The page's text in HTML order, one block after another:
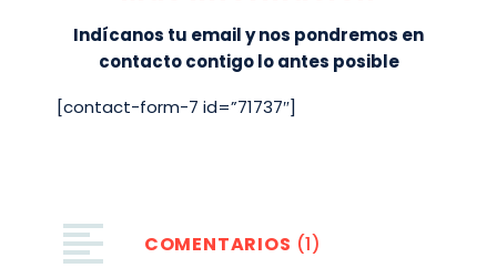
Indícanos tu email y nos pondremos en
contacto contigo lo antes posible
[contact-form-7 id=”71737″]
COMENTARIOS (1)